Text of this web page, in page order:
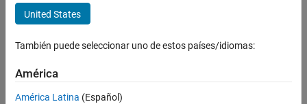
United States
También puede seleccionar uno de estos países/idiomas:
América
América Latina (Español)